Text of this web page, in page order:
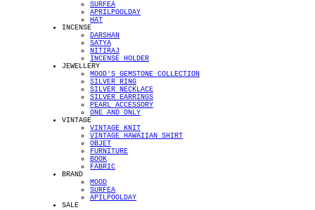
SURFEA
APRILPOOLDAY
HAT
INCENSE
DARSHAN
SATYA
NITIRAJ
INCENSE HOLDER
JEWELLERY
MOOD'S GEMSTONE COLLECTION
SILVER RING
SILVER NECKLACE
SILVER EARRINGS
PEARL ACCESSORY
ONE AND ONLY
VINTAGE
VINTAGE KNIT
VINTAGE HAWAIIAN SHIRT
OBJET
FURNITURE
BOOK
FABRIC
BRAND
MOOD
SURFEA
APILPOOLDAY
SALE